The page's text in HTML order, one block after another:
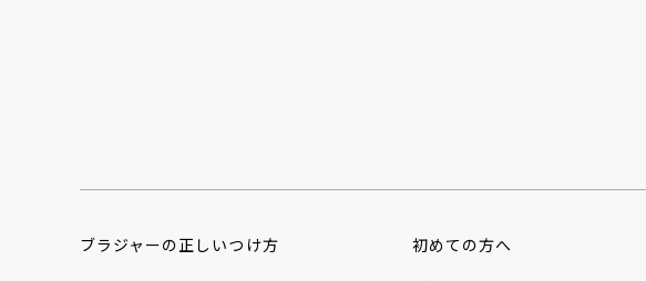
ブラジャーの正しいつけ方
初めての方へ